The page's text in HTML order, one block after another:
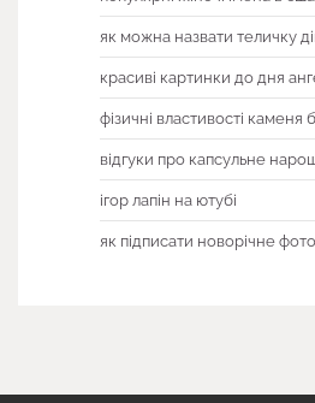
як можна назвати теличку
красиві картинки до дня
фізичні властивості каменя
відгуки про капсульне
ігор лапін на ютубі
як підписати новорічне фото